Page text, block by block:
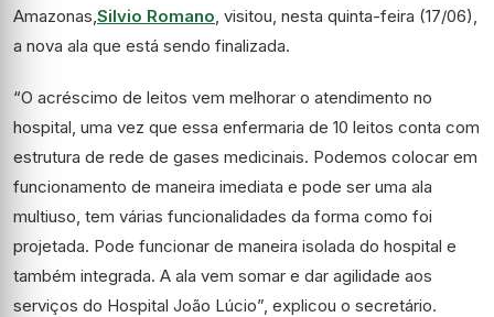
Amazonas, Silvio Romano , visitou, nesta quinta-feira (17/06),
a nova ala que está sendo finalizada.
“O acréscimo de leitos vem melhorar o atendimento no
hospital, uma vez que essa enfermaria de 10 leitos conta com
estrutura de rede de gases medicinais. Podemos colocar em
funcionamento de maneira imediata e pode ser uma ala
multiuso, tem várias funcionalidades da forma como foi
projetada. Pode funcionar de maneira isolada do hospital e
também integrada. A ala vem somar e dar agilidade aos
serviços do Hospital João Lúcio”, explicou o secretário.